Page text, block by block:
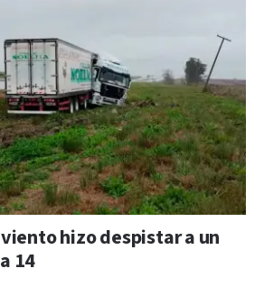
hizo despistar a un
14